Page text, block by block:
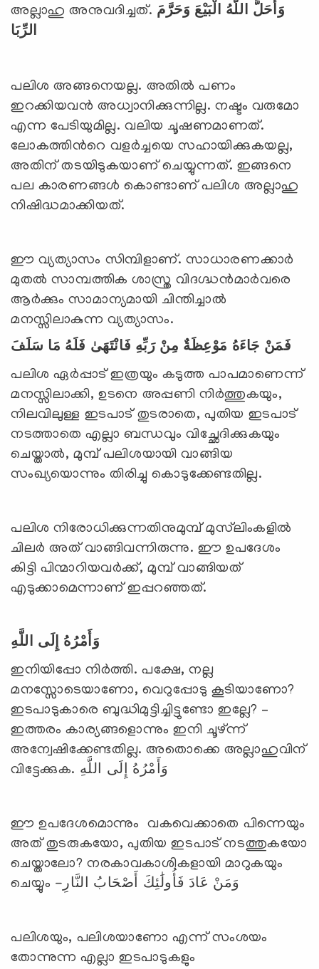
അല്ലാഹു അനുവദിച്ചത്.
الرِّبَا
പലിശ അങ്ങനെയല്ല. അതില്‍ പണം
ഇറക്കിയവന്‍ അധ്വാനിക്കുന്നില്ല. നഷ്ടം വരുമോ
എന്ന പേടിയുമില്ല. വലിയ ചൂഷണമാണത്.
ലോകത്തിന്‍റെ വളര്‍ച്ചയെ സഹായിക്കുകയല്ല,
അതിന് തടയിടുകയാണ് ചെയ്യുന്നത്. ഇങ്ങനെ
പല കാരണങ്ങള്‍ കൊണ്ടാണ് പലിശ അല്ലാഹു
നിഷിദ്ധമാക്കിയത്.
ഈ വ്യത്യാസം സിമ്പിളാണ്. സാധാരണക്കാര്‍
മുതല്‍ സാമ്പത്തിക ശാസ്ത്ര വിദഗ്ദ്ധന്‍മാര്‍വരെ
ആര്‍ക്കും സാമാന്യമായി ചിന്തിച്ചാല്‍
മനസ്സിലാകുന്ന വ്യത്യാസം.
فَمَنْ جَاءَهُ مَوْعِظَةٌ مِنْ رَبِّهِ فَانْتَهَىٰ فَلَهُ مَا سَلَفَ
പലിശ ഏര്‍പ്പാട് ഇത്രയും കടുത്ത പാപമാണെന്ന്
മനസ്സിലാക്കി, ഉടനെ അപ്പണി നിര്‍ത്തുകയും,
നിലവിലുള്ള ഇടപാട് തുടരാതെ, പുതിയ ഇടപാട്
നടത്താതെ എല്ലാ ബന്ധവും വിച്ഛേദിക്കുകയും
ചെയ്താല്‍, മുമ്പ് പലിശയായി വാങ്ങിയ
സംഖ്യയൊന്നും തിരിച്ചു കൊടുക്കേണ്ടതില്ല.
പലിശ നിരോധിക്കുന്നതിനുമുമ്പ് മുസ്‍ലിംകളില്‍
ചിലര്‍ അത് വാങ്ങിവന്നിരുന്നു. ഈ ഉപദേശം
കിട്ടി പിന്മാറിയവര്‍ക്ക്, മുമ്പ് വാങ്ങിയത്
എടുക്കാമെന്നാണ് ഇപ്പറഞ്ഞത്.
وَأَمْرُهُ إِلَى اللَّهِ
ഇനിയിപ്പോ നിര്‍ത്തി. പക്ഷേ, നല്ല
മനസ്സോടെയാണോ, വെറുപ്പോടു കൂടിയാണോ?
ഇടപാടുകാരെ ബുദ്ധിമുട്ടിച്ചിട്ടുണ്ടോ ഇല്ലേ? –
ഇത്തരം കാര്യങ്ങളൊന്നും ഇനി ചൂഴ്ന്ന്
അന്വേഷിക്കേണ്ടതില്ല. അതൊക്കെ അല്ലാഹുവിന്
വിട്ടേക്കുക. وَأَمْرُهُ إِلَى اللَّهِ
ഈ ഉപദേശമൊന്നും വകവെക്കാതെ പിന്നെയും
അത് തുടരുകയോ, പുതിയ ഇടപാട് നടത്തുകയോ
ചെയ്താലോ? നരകാവകാശികളായി മാറുകയും
ചെയ്യും -وَمَنْ عَادَ فَأُولَٰئِكَ أَصْحَابُ النَّارِ
പലിശയും, പലിശയാണോ എന്ന് സംശയം
തോന്നുന്ന എല്ലാ ഇടപാടുകളും